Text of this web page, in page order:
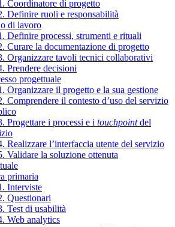
Coordinatore di progetto
Definire ruoli e responsabilità
di lavoro
Definire processi, strumenti e rituali
Curare la documentazione di progetto
Organizzare tavoli tecnici collaborativi
Prendere decisioni
progettuale
Organizzare il progetto e la sua gestione
Comprendere il contesto d’uso del servizio
Progettare i processi e i touchpointdel
Realizzare l’interfaccia utente del servizio
Validare la soluzione ottenuta
primaria
Interviste
Questionari
Test di usabilità
Web analytics